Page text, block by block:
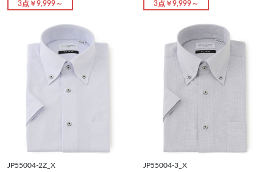
3点￥9,999～ 3点￥9,999～
JP55004-2Z_X
JP55004-3_X